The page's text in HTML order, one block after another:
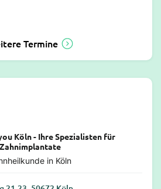
Termine
Köln - Ihre Spezialisten für
Zahnimplantate
in Köln